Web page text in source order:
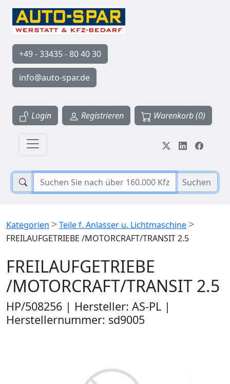
+49 - 33435 - 80 40 30
info@auto-spar.de
Login Registrieren Warenkorb (0)
Suchen
Kategorien >Teile f. Anlasser u. Lichtmaschine >
FREILAUFGETRIEBE /MOTORCRAFT/TRANSIT 2.5
FREILAUFGETRIEBE
/MOTORCRAFT/TRANSIT 2.5
HP/508256 | Hersteller: AS-PL |
Herstellernummer: sd9005